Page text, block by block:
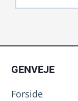
GENVEJE
Forside